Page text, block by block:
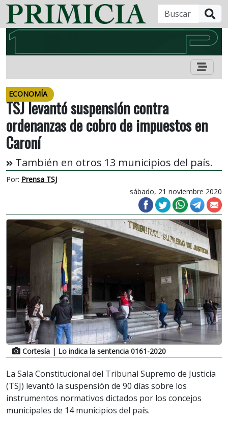
ECONOMÍA
TSJ levantó suspensión contra
ordenanzas de cobro de impuestos en
Caroní
También en otros 13 municipios del país.
Por: Prensa TSJ
sábado, 21 noviembre 2020
Cortesía | Lo indica la sentencia 0161-2020
La Sala Constitucional del Tribunal Supremo de Justicia
(TSJ) levantó la suspensión de 90 días sobre los
instrumentos normativos dictados por los concejos
municipales de 14 municipios del país.